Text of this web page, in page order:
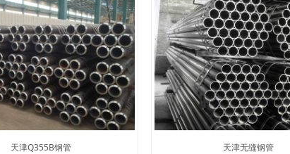
天津Q355B钢管 天津无缝钢管